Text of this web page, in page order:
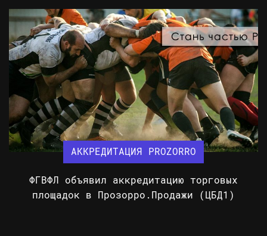
АККРЕДИТАЦИЯ PROZORRO
ФГВФЛ объявил аккредитацию торговых
площадок в Прозорро.Продажи (ЦБД1)